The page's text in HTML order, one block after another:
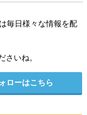
毎日様々な情報を配
いね。
ローはこちら